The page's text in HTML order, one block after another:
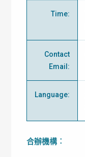
Time:
Contact
Email :
Language:
合辦機構︰